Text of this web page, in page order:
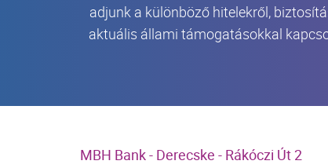
adjunk a különböző hitelekről,
aktuális állami támogatásokkal
MBH Bank - Derecske - Rákóczi Út 2